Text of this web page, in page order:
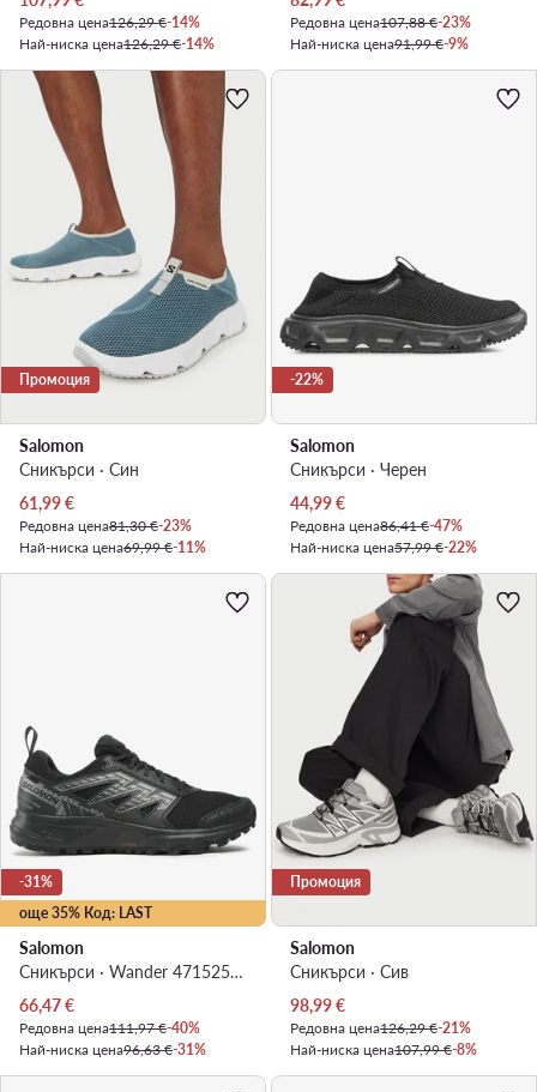
Редовна цена126,29 €-14%
Най-ниска цена126,29 €-14%
Редовна цена107,88 €-23%
Най-ниска цена91,99 €-9%
Промоция
Salomon
Сникърси · Син
Актуална цена
61,99€
Редовна цена81,30 €-23%
Най-ниска цена69,99 €-11%
-22%
Salomon
Сникърси · Черен
Актуална цена
44,99€
Редовна цена86,41 €-47%
Най-ниска цена57,99 €-22%
още 35% Код: LAST
-31%
Salomon
Сникърси · Wander 47152500 27 V0 · Черен
Актуална цена
66,47€
Редовна цена111,97 €-40%
Най-ниска цена96,63 €-31%
Промоция
Salomon
Сникърси · Сив
Актуална цена
98,99€
Редовна цена126,29 €-21%
Най-ниска цена107,99 €-8%